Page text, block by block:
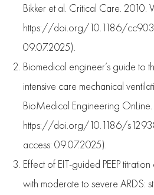
Bikker et al. Critical Care. 2010.
https://doi.org/10.1186/
09.07.2025).
Biomedical engineer’s guide to
intensive care mechanical
BioMedical Engineering OnLine.
https://doi.org/10.1186/
access: 09.07.2025).
Effect of EIT-guided PEEP
with moderate to severe ARDS: